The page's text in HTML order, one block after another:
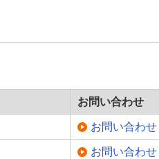
お問い合わせ
お問い合わせ
お問い合わせ